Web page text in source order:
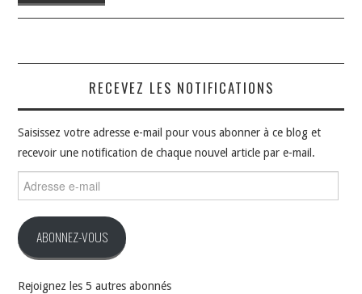
RECEVEZ LES NOTIFICATIONS
Saisissez votre adresse e-mail pour vous abonner à ce blog et
recevoir une notification de chaque nouvel article par e-mail.
e-
ABONNEZ-VOUS
Rejoignez les 5 autres abonnés